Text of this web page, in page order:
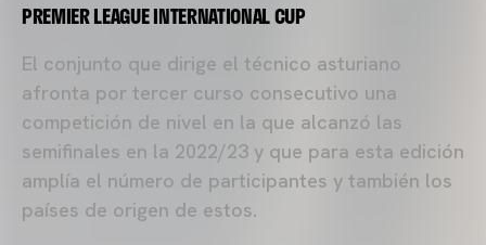
PREMIER LEAGUE INTERNATIONAL CUP
El conjunto que dirige el técnico asturiano
afronta por tercer curso consecutivo una
competición de nivel en la que alcanzó las
semifinales en la 2022/23 y que para esta edición
amplía el número de participantes y también los
países de origen de estos.